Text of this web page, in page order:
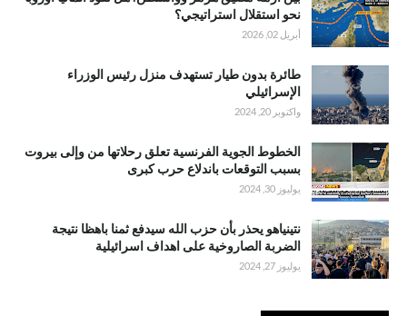
نحو استقلال استراتيجي؟
أبريل 02, 2026
طائرة بدون طيار تستهدف منزل رئيس الوزراء
الإسرائيلي
واكتوبر 20, 2024
الخطوط الجوية الفرنسية تعلق رحلاتها من وإلى بيروت
بسبب التوقعات باندلاع حرب كبرى
يوليوز 30, 2024
نتينياهو يحذر بأن حزب الله سيدفع ثمنا باهظا نتيجة
الضربة الصاروخية على اهداف اسرائيلية
يوليوز 27, 2024